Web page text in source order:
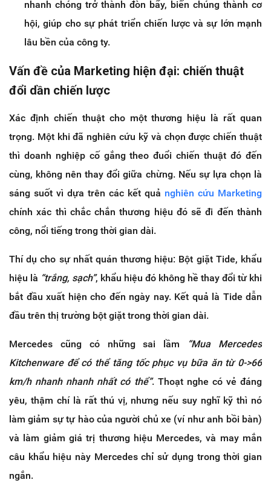
nhanh chóng trở thành đòn bẩy, biến chúng thành cơ
hội, giúp cho sự phát triển chiến lược và sự lớn mạnh
lâu bền của công ty.
Vấn đề của Marketing hiện đại: chiến thuật
đổi dần chiến lược
Xác định chiến thuật cho một thương hiệu là rất quan
trọng. Một khi đã nghiên cứu kỹ và chọn được chiến thuật
thì doanh nghiệp cố gắng theo đuổi chiến thuật đó đến
cùng, không nên thay đổi giữa chừng. Nếu sự lựa chọn là
sáng suốt vì dựa trên các kết quả nghiên cứu Marketing
chính xác thì chắc chắn thương hiệu đó sẽ đi đến thành
công, nổi tiếng trong thời gian dài.
Thí dụ cho sự nhất quán thương hiệu: Bột giặt Tide, khẩu
hiệu là “trắng, sạch”, khẩu hiệu đó không hề thay đổi từ khi
bắt đầu xuất hiện cho đến ngày nay. Kết quả là Tide dẫn
đầu trên thị trường bột giặt trong thời gian dài.
Mercedes cũng có những sai lầm “Mua Mercedes
Kitchenware để có thể tăng tốc phục vụ bữa ăn từ 0->66
km/h nhanh nhanh nhất có thể”. Thoạt nghe có vẻ đáng
yêu, thậm chí là rất thú vị, nhưng nếu suy nghĩ kỹ thì nó
làm giảm sự tự hào của người chủ xe (ví như anh bồi bàn)
và làm giảm giá trị thương hiệu Mercedes, và may mắn
câu khẩu hiệu này Mercedes chỉ sử dụng trong thời gian
ngắn.